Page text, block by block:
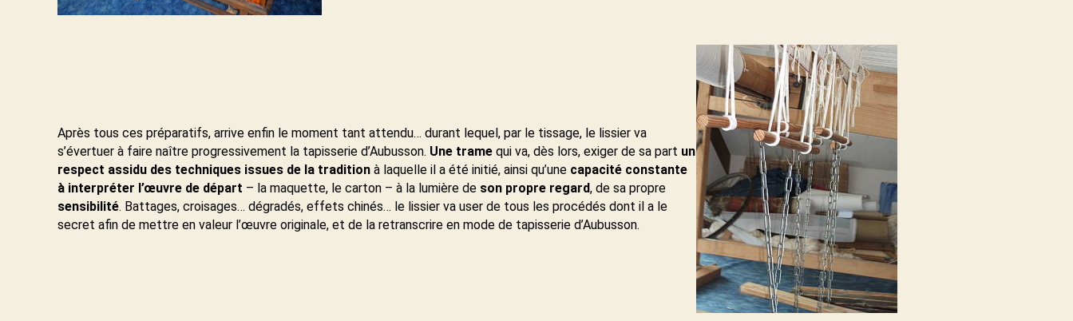
Après tous ces préparatifs, arrive enfin le moment tant attendu… durant lequel, par le tissage, le lissier va
s’évertuer à faire naître progressivement la tapisserie d’Aubusson. Une trame qui va, dès lors, exiger de sa part un
respect assidu des techniques issues de la tradition à laquelle il a été initié, ainsi qu’une capacité constante
à interpréter l’œuvre de départ – la maquette, le carton – à la lumière de son propre regard, de sa propre
sensibilité. Battages, croisages… dégradés, effets chinés… le lissier va user de tous les procédés dont il a le
secret afin de mettre en valeur l’œuvre originale, et de la retranscrire en mode de tapisserie d’Aubusson.